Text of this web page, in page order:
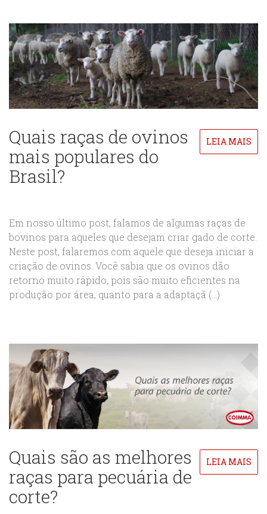
Quais raças de ovinos
mais populares do
Brasil?
LEIA MAIS
Em nosso último post, falamos de algumas raças de
bovinos para aqueles que desejam criar gado de corte.
Neste post, falaremos com aquele que deseja iniciar a
criação de ovinos. Você sabia que os ovinos dão
retorno muito rápido, pois são muito eficientes na
produção por área, quanto para a adaptaçã (...)
Quais são as melhores
raças para pecuária de
corte?
LEIA MAIS